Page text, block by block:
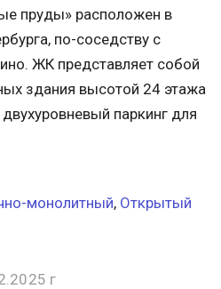
пруды» расположен в
по-соседству с
ЖК представляет собой
здания высотой 24 этажа
паркинг для
монолитный, Открытый
г